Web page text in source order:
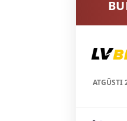
ATGŪSTI